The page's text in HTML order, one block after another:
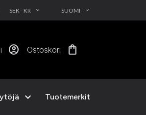
SEK - KR EXPAND_MORE SUOMI EXPAND_MORE
account_circle Ostoskori shopping_bag
expand_more Tuotemerkit